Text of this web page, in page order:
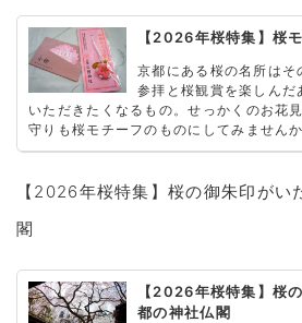
【2026年桜特集】桜
京都にある桜の名所はそ
参拝と桜観賞を楽しんだ
いただきたくなるもの。せっかくのお花
守りも桜モチーフのものにしてみません
【2026年桜特集】桜の御朱印がい
閣
【2026年桜特集】桜
都の神社仏閣